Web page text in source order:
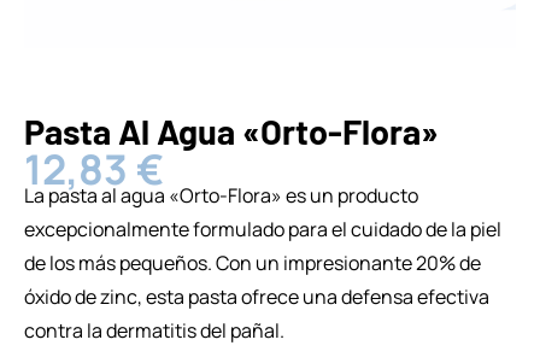
Pasta Al Agua «Orto-Flora»
12,83 €
La pasta al agua «Orto-Flora» es un producto
excepcionalmente formulado para el cuidado de la piel
de los más pequeños. Con un impresionante 20% de
óxido de zinc, esta pasta ofrece una defensa efectiva
contra la dermatitis del pañal.